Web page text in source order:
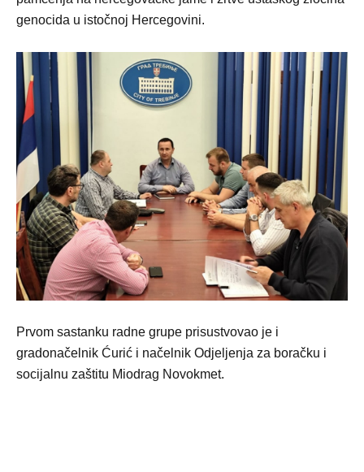
genocida u istočnoj Hercegovini.
Prvom sastanku radne grupe prisustvovao je i
gradonačelnik Ćurić i načelnik Odjeljenja za boračku i
socijalnu zaštitu Miodrag Novokmet.